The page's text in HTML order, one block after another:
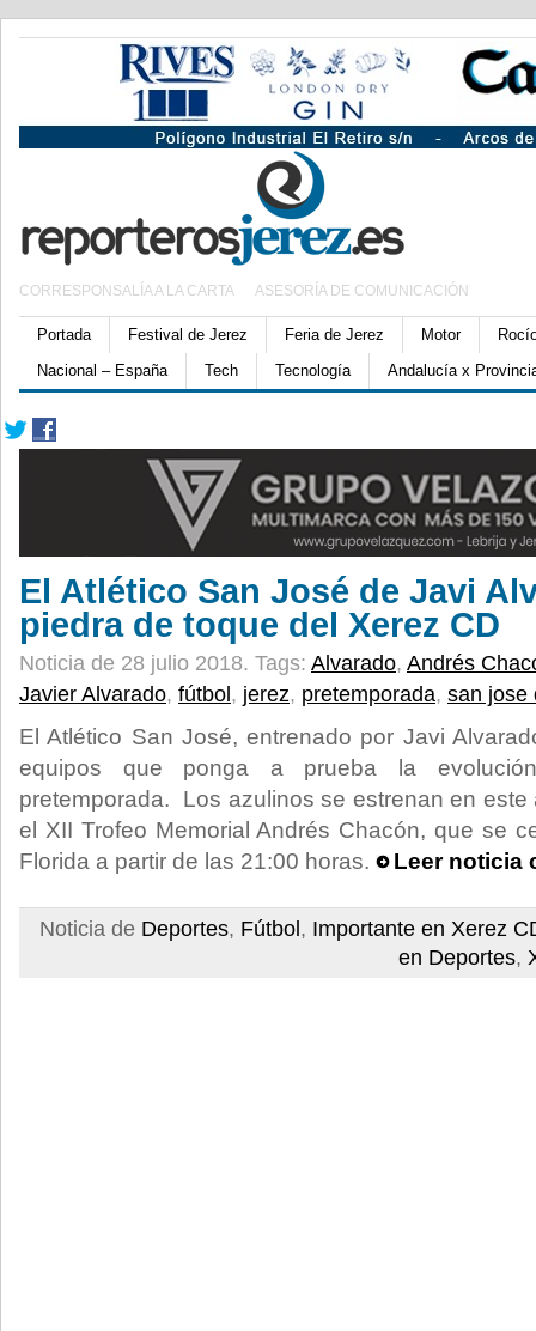
CORRESPONSALÍA A LA CARTA ASESORÍA DE COMUNICACIÓN
Portada Festival de Jerez Feria de Jerez Motor
Nacional – España
Tech Tecnología Andalucía x
El Atlético San José de Javi
piedra de toque del Xerez CD
Noticia de 28 julio 2018. Tags: Alvarado, Andrés
Javier Alvarado, fútbol , jerez, pretemporada, san jose
El Atlético San José, entrenado por Javi
equipos que ponga a prueba la
pretemporada. Los azulinos se estrenan en
el XII Trofeo Memorial Andrés Chacón, que se
Florida a partir de las 21:00 horas.
Leer noticia
Noticia de Deportes, Fútbol , Importante en Xerez
en Deportes,